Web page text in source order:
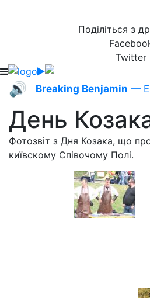
Поділіться з
Twitter
🔊 Breaking Benjamin —
День
Фотозвіт з Дня Козака, що
київскому Співочому Полі.